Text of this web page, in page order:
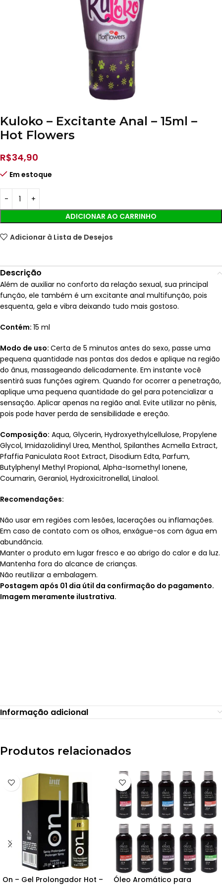
Kuloko – Excitante Anal – 15ml –
Hot Flowers
R$34,90
Em estoque
ADICIONAR AO CARRINHO
Adicionar à Lista de Desejos
Descrição
Além de auxiliar no conforto da relação sexual, sua principal
função, ele também é um excitante anal multifunção, pois
esquenta, gela e vibra deixando tudo mais gostoso.
Contém: 15 ml
Modo de uso: Certa de 5 minutos antes do sexo, passe uma
pequena quantidade nas pontas dos dedos e aplique na região
do ânus, massageando delicadamente. Em instante você
sentirá suas funções agirem. Quando for ocorrer a penetração,
aplique uma pequena quantidade do gel para potencializar a
sensação. Aplicar apenas na região anal. Evite utilizar no pênis,
pois pode haver perda de sensibilidade e ereção.
Composição: Aqua, Glycerin, Hydroxyethylcellulose, Propylene
Glycol, Imidazolidinyl Urea, Menthol, Spilanthes Acmella Extract,
Pfaffia Paniculata Root Extract, Disodium Edta, Parfum,
Butylphenyl Methyl Propional, Alpha-Isomethyl Ionene,
Coumarin, Geraniol, Hydroxicitronellal, Linalool.
Recomendações:
Não usar em regiões com lesões, lacerações ou inflamações.
Em caso de contato com os olhos, enxágue-os com água em
abundância.
Manter o produto em lugar fresco e ao abrigo do calor e da luz.
Mantenha fora do alcance de crianças.
Não reutilizar a embalagem.
Postagem após 01 dia útil da confirmação do pagamento.
Imagem meramente ilustrativa.
Informação adicional
Produtos relacionados
On – Gel Prolongador Hot –
Óleo Aromático para